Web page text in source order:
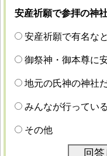
安産祈願で参拝の神
安産祈願で有名な
御祭神・御本尊に
地元の氏神の神社
みんなが行ってい
その他